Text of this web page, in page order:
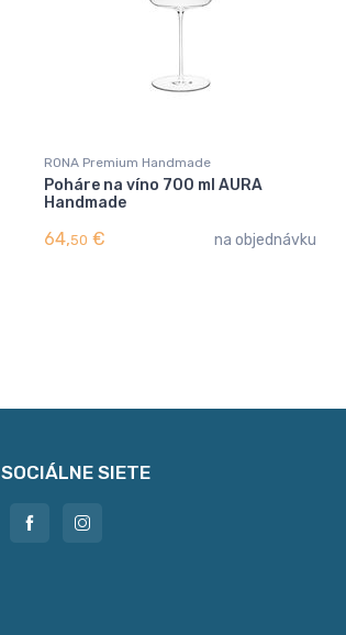
RONA Premium Handmade
Poháre na víno 700 ml AURA
Handmade
64,50 € na objednávku
SOCIÁLNE SIETE